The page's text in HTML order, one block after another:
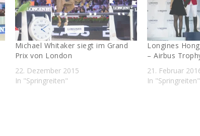
Michael Whitaker siegt im Grand
Prix von London
22. Dezember 2015
In "Springreiten"
Longines
– Airbus
21. Februar
In "Springreiten"